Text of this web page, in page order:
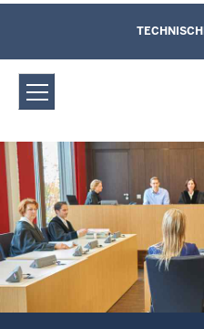
Amtsgericht
Direkt zum Inhalt
Leichte Sprache,
und Kontaktformular